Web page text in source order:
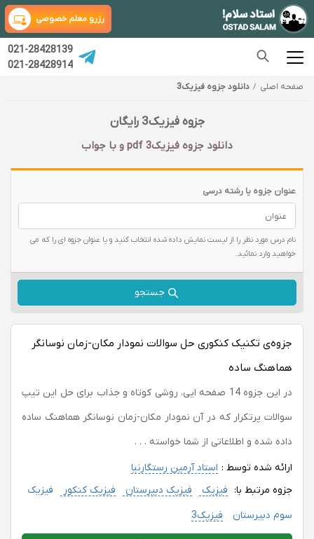
رزرو معلم خصوصی
021-28428139
021-28428914
صفحه اصلی دانلود جزوه فیزیک3
جزوه فیزیک3 رایگان
دانلود جزوه فیزیک3 pdf و با جواب
عنوان جزوه یا رشته درسی
نام درس مورد نظر را از لیست نمایش داده شده انتخاب کنید و یا عنوان جزوه ای را که می
خواهید وارد نمائید.
جستجو
جزوه‌ی تکنیک کنکوری حل سوالات نمودار مکان-زمان نوسانگر
هماهنگ ساده
در این جزوه 14 صفحه ایی، روشی کوتاه و جذاب برای حل این تیپ
سوالات پرتکرار که در آن نمودار مکان-زمان نوسانگر هماهنگ ساده
داده شده و اطلاعاتی از شما خواسته . . .
ارائه شده توسط : استاد آرمین رستگارنیا
جزوه مرتبط با: فیزیک فیزیک دبیرستان فیزیک کنکور
فیزیک
سوم دبیرستان
فیزیک3